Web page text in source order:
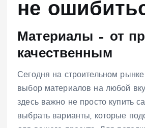
не
Материалы – от
качественным
Сегодня на строительном
выбор материалов на любой
здесь важно не просто купить
выбрать варианты, которые